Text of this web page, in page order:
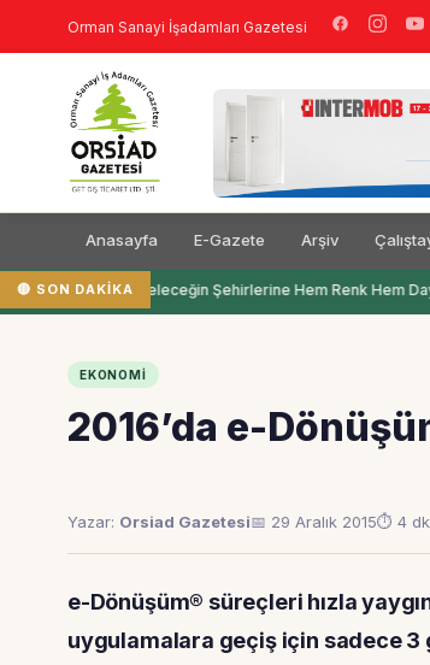
Orman Sanayi İşadamları Gazetesi
Anasayfa E-Gazete Arşiv
🔴 SON DAKIKA
Filli Boya Geleceğin Şehirlerine Hem Renk Hem
EKONOMI
2016’da e-
Yazar: Orsiad Gazetesi📅 29 Aralık 2015⏱ 4 dk
e-Dönüşüm® süreçleri hızla
uygulamalara geçiş için sadece 3